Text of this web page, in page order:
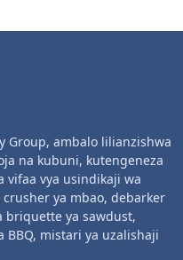
Group, ambalo lilianzishwa
na kubuni, kutengeneza
vifaa vya usindikaji wa
ya mbao, debarker
briquette ya sawdust,
BBQ, mistari ya uzalishaji